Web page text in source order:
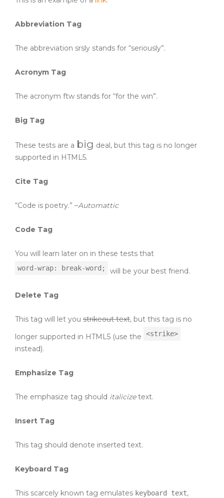
Abbreviation Tag
The abbreviation srsly stands for “seriously”.
Acronym Tag
The acronym ftw stands for “for the win”.
Big Tag
These tests are a big deal, but this tag is no longer
supported in HTML5.
Cite Tag
“Code is poetry.” –Automattic
Code Tag
You will learn later on in these tests that
word-wrap: break-word; will be your best friend.
Delete Tag
This tag will let you strikeout text, but this tag is no
longer supported in HTML5 (use the
<strike>
instead).
Emphasize Tag
The emphasize tag should italicizetext.
Insert Tag
This tag should denote inserted text.
Keyboard Tag
This scarcely known tag emulates keyboard text,